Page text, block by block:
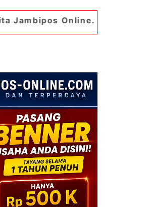
Portal Berita Paling